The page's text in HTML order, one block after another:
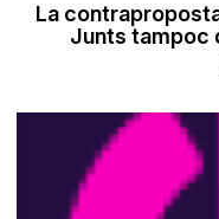
La
Junts tampoc